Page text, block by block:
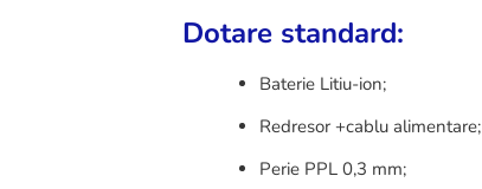
Dotare standard:
Baterie Litiu-ion;
Redresor +cablu alimentare;
Perie PPL 0,3 mm;